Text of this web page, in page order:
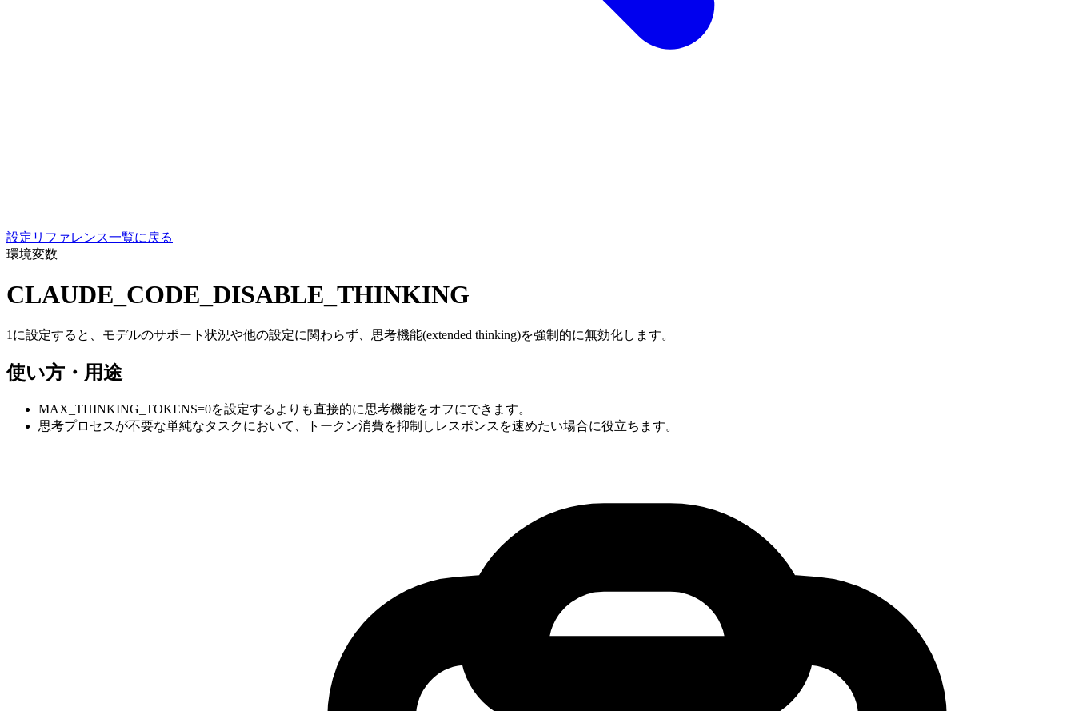
設定リファレンス一覧に戻る
環境変数
CLAUDE_CODE_DISABLE_THINKING
1に設定すると、モデルのサポート状況や他の設定に関わらず、思考機能(extended thinking)を強制的に無効化します。
使い方・用途
MAX_THINKING_TOKENS=0を設定するよりも直接的に思考機能をオフにできます。
思考プロセスが不要な単純なタスクにおいて、トークン消費を抑制しレスポンスを速めたい場合に役立ちます。